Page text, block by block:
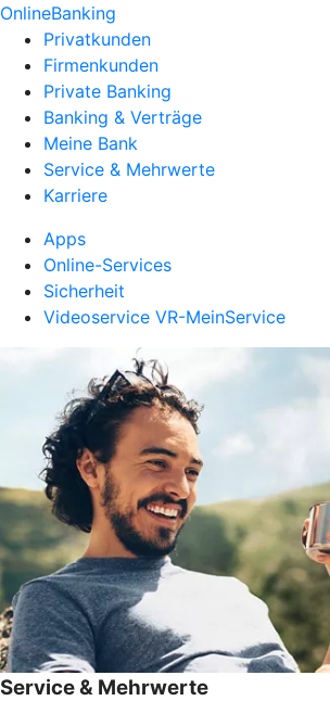
OnlineBanking
Privatkunden
Firmenkunden
Private Banking
Banking & Verträge
Meine Bank
Service & Mehrwerte
Karriere
Apps
Online-Services
Sicherheit
Videoservice VR-MeinService
Service & Mehrwerte